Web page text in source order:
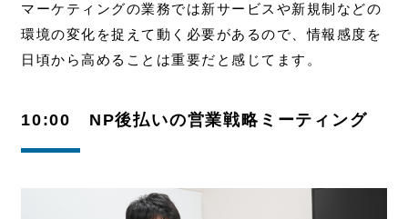
マーケティングの業務では新サービスや新規制などの
環境の変化を捉えて動く必要があるので、情報感度を
日頃から高めることは重要だと感じてます。
10:00 NP後払いの営業戦略ミーティング